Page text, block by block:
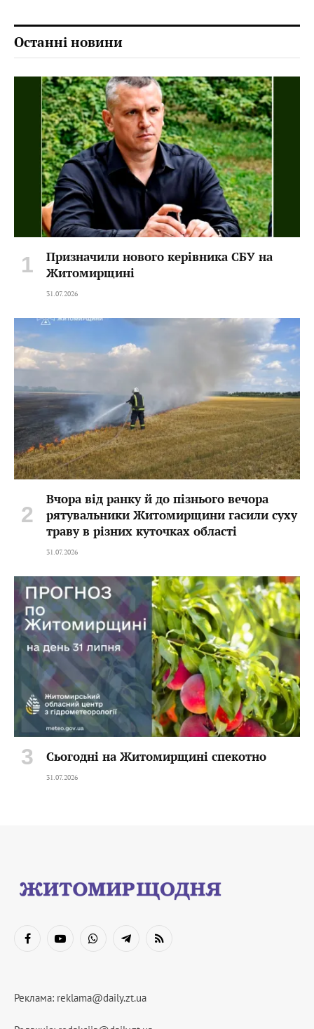
Останні новини
Призначили нового керівника СБУ на
Житомирщині
31.07.2026
Вчора від ранку й до пізнього вечора
рятувальники Житомирщини гасили суху
траву в різних куточках області
31.07.2026
Сьогодні на Житомирщині спекотно
31.07.2026
FacebookYouTubeWhatsAppTelegramRSS
Реклама: reklama@daily.zt.ua